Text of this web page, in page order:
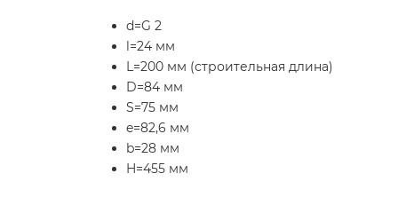
d=G 2
l=24 мм
L=200 мм (строительная длина)
D=84 мм
S=75 мм
e=82,6 мм
b=28 мм
H=455 мм